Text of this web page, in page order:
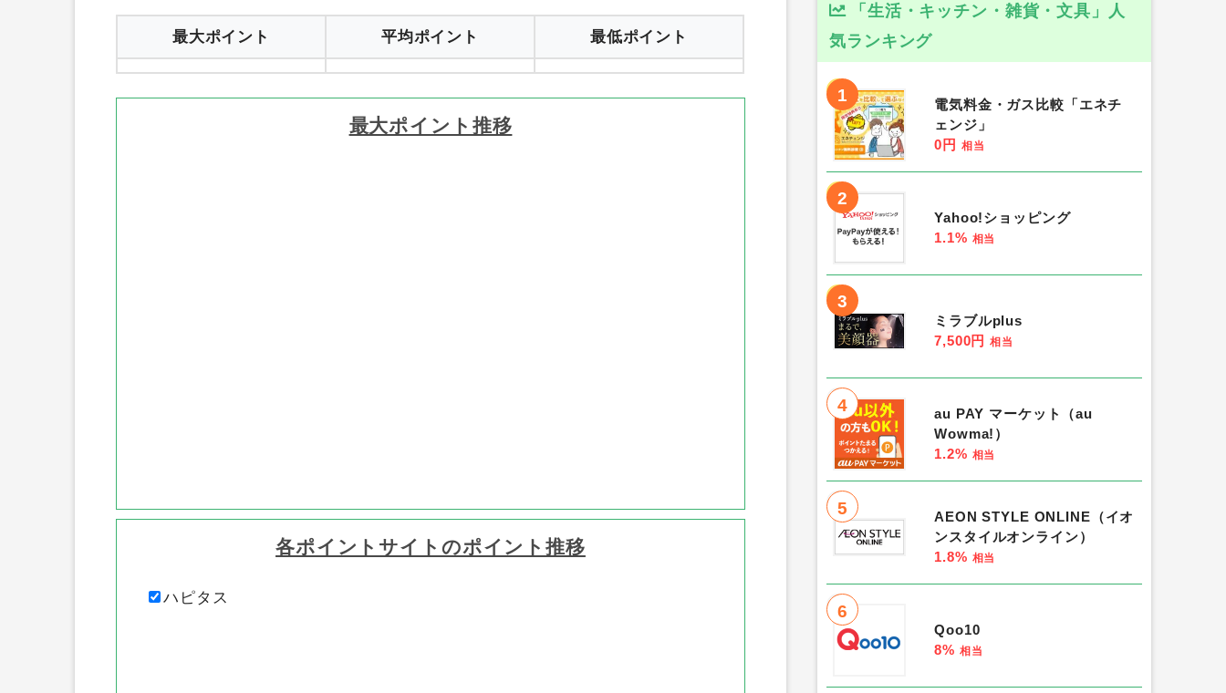
CARAETO（カラエト） 収納サービス
のポイント推移グラフと過去最高ポイント、平均ポイ
ントを紹介します。
平均ポイント
「生活・キッチン・雑貨・文具」人
気ランキング
1
電気料金・ガス比較「エネチ
ェンジ」
0円 相当
2
Yahoo!ショッピング
1.1% 相当
3
ミラブルplus
7,500円 相当
4
au PAY マーケット（au
Wowma!）
1.2% 相当
5
AEON STYLE ONLINE（イオ
ンスタイルオンライン）
1.8% 相当
6
Qoo10
8% 相当